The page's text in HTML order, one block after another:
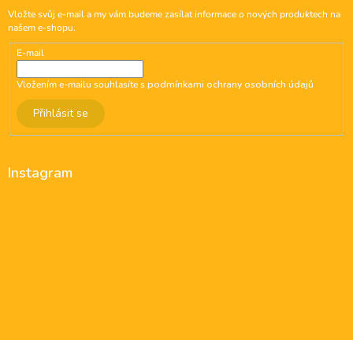
Vložte svůj e-mail a my vám budeme zasílat informace o nových produktech na
našem e-shopu.
E-mail
Vložením e-mailu souhlasíte spodmínkami ochrany osobních údajů
Přihlásit se
Instagram